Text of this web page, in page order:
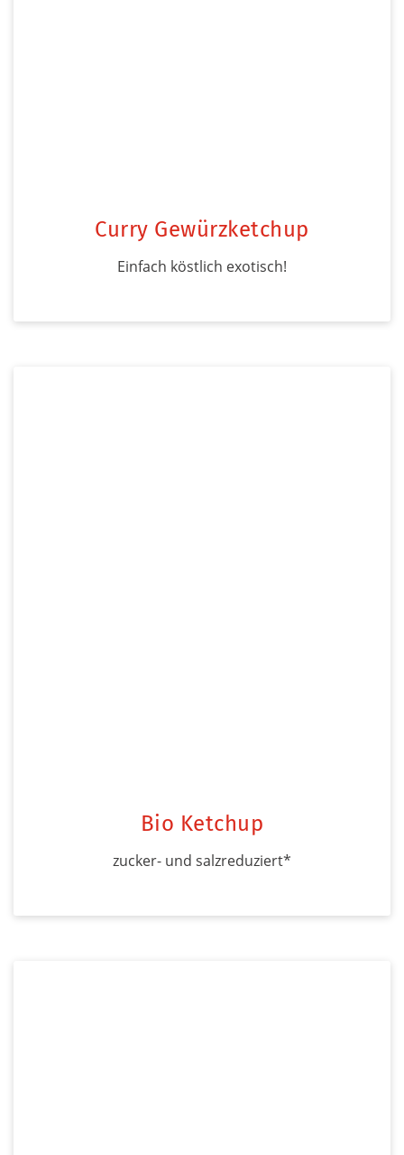
Curry Gewürzketchup
Einfach köstlich exotisch!
Bio Ketchup
zucker- und salzreduziert*